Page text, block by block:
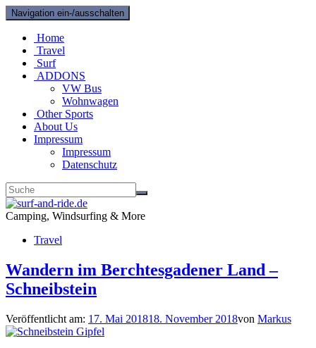
Navigation ein-/ausschalten
Home
Travel
Surf
ADDONS
VW Bus
Wohnwagen
Other Sports
About Us
Impressum
Impressum
Datenschutz
Camping, Windsurfing & More
Travel
Wandern im Berchtesgadener Land –
Schneibstein
Veröffentlicht am: 17. Mai 201818. November 2018von Markus